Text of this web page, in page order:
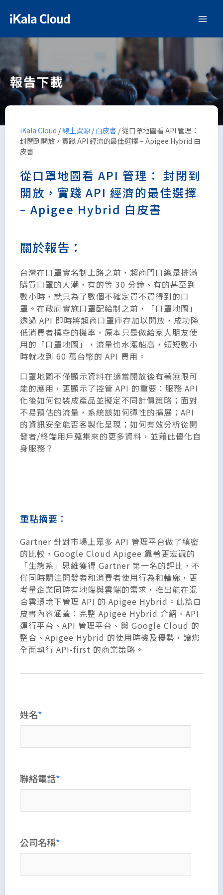
報告下載
iKala Cloud /線上資源 / 白皮書 /從口罩地圖看 API 管理：
封閉到開放，實踐 API 經濟的最佳選擇 – Apigee Hybrid 白
皮書
從口罩地圖看 API 管理： 封閉到
開放，實踐 API 經濟的最佳選擇
– Apigee Hybrid 白皮書
關於報告：
台灣在口罩實名制上路之前，超商門口總是排滿
購買口罩的人潮，有的等 30 分鐘、有的甚至到
數小時，就只為了數個不確定買不買得到的口
罩。在政府實施口罩配給制之前，「口罩地圖」
透過 API 即時將超商口罩庫存加以開放，成功降
低消費者撲空的機率，原本只是做給家人朋友使
用的「口罩地圖」，流量也水漲船高，短短數小
時就收到 60 萬台幣的 API 費用。
口罩地圖不僅顯示資料在適當開放後有著無限可
能的應用，更顯示了控管 API 的重要：服務 API
化後如何包裝成產品並擬定不同計價策略；面對
不易預估的流量，系統該如何彈性的擴展；API
的資訊安全能否客製化呈現；如何有效分析從開
發者/終端用戶蒐集來的更多資料，並藉此優化自
身服務？
重點摘要：
Gartner 針對市場上眾多 API 管理平台做了縝密
的比較，Google Cloud Apigee 靠著更宏觀的
「生態系」思維獲得 Gartner 第一名的評比，不
僅同時關注開發者和消費者使用行為和輪廓，更
考量企業同時有地端與雲端的需求，推出能在混
合雲環境下管理 API 的 Apigee Hybrid。此篇白
皮書內容涵蓋：完整 Apigee Hybrid 介紹、API
運行平台、API 管理平台、與 Google Cloud 的
整合、Apigee Hybrid 的使用時機及優勢，讓您
全⾯執⾏ API-first 的商業策略。
姓名
聯絡電話
公司名稱